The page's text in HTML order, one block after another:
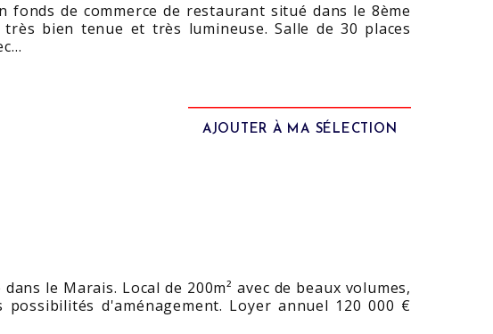
fonds de commerce de restaurant situé dans le 8ème
bien tenue et très lumineuse. Salle de 30 places
AJOUTER À MA SÉLECTION
le Marais. Local de 200m² avec de beaux volumes,
d'aménagement. Loyer annuel 120 000 €